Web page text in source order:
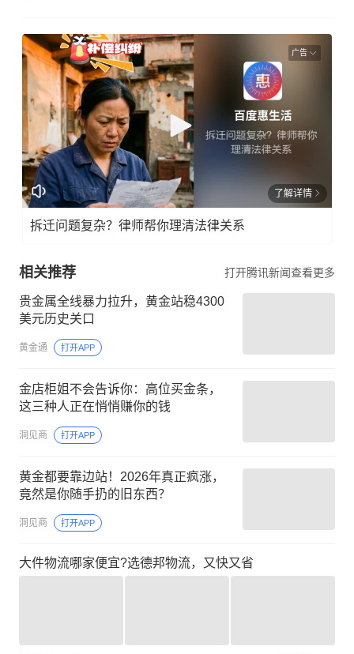
广告
了解详情
拆迁问题复杂？律师帮你理清法律关系
相关推荐 打开腾讯新闻查看更多
贵金属全线暴力拉升，黄金站稳4300
美元历史关口
黄金通 打开APP
金店柜姐不会告诉你：高位买金条，
这三种人正在悄悄赚你的钱
洞见商 打开APP
黄金都要靠边站！2026年真正疯涨，
竟然是你随手扔的旧东西？
洞见商 打开APP
大件物流哪家便宜?选德邦物流，又快又省